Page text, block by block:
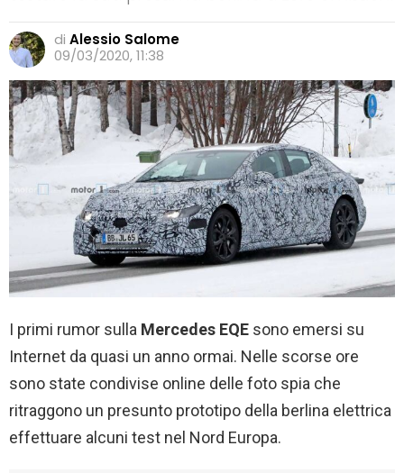
di Alessio Salome
09/03/2020, 11:38
I primi rumor sulla Mercedes EQE sono emersi su
Internet da quasi un anno ormai. Nelle scorse ore
sono state condivise online delle foto spia che
ritraggono un presunto prototipo della berlina elettrica
effettuare alcuni test nel Nord Europa.